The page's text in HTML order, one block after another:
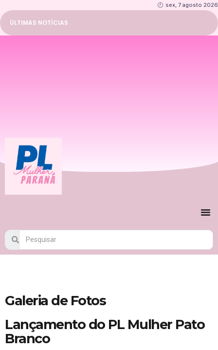
sex, 7 agosto 2026
ÜLTIMAS NOTÍCIAS
Galeria de Fotos
Lançamento do PL Mulher Pato
Branco